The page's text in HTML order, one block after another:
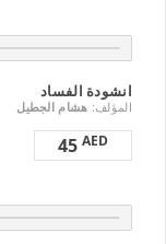
انشودة الفساد
المؤلف: هشام الجطيل
45 AED